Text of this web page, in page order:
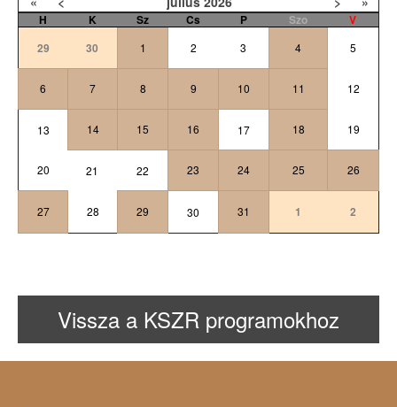
H K Sz Cs P Szo
V
29
30 1 2 3 4 5
6 7 8 9 10 11 12
13 14 15 16 17 18 19
20 21 22 23 24 25 26
27 28 29 30 31 1 2
Vissza a KSZR programokhoz